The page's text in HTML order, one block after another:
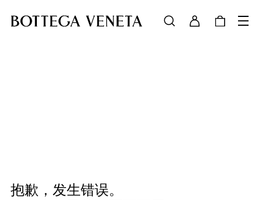
抱歉，发生错误。